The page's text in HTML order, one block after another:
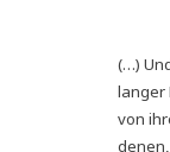
(…)
langer
von